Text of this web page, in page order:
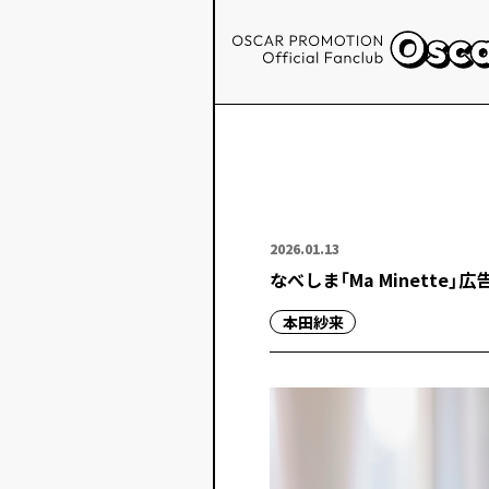
2026.01.13
なべしま「Ma Minette」広
本田紗来